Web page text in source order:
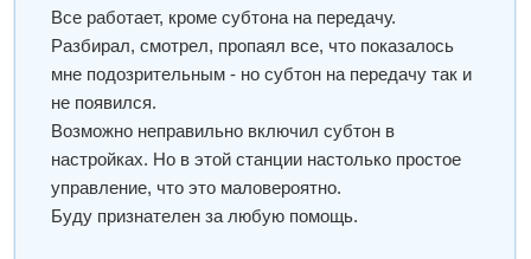
Все работает, кроме субтона на передачу.
Разбирал, смотрел, пропаял все, что показалось
мне подозрительным - но субтон на передачу так и
не появился.
Возможно неправильно включил субтон в
настройках. Но в этой станции настолько простое
управление, что это маловероятно.
Буду признателен за любую помощь.